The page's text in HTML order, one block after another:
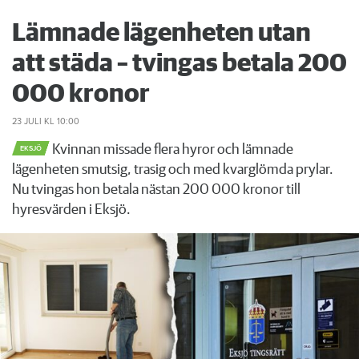
Lämnade lägenheten utan
att städa – tvingas betala 200
000 kronor
23 JULI KL 10:00
EKSJÖ
Kvinnan missade flera hyror och lämnade
lägenheten smutsig, trasig och med kvarglömda prylar.
Nu tvingas hon betala nästan 200 000 kronor till
hyresvärden i Eksjö.